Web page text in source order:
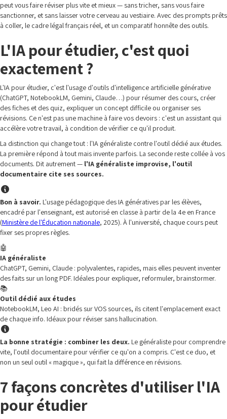
peut vous faire réviser plus vite et mieux — sans tricher, sans vous faire
sanctionner, et sans laisser votre cerveau au vestiaire. Avec des prompts prêts
à coller, le cadre légal français réel, et un comparatif honnête des outils.
L'IA pour étudier, c'est quoi
exactement ?
L'IA pour étudier, c'est l'usage d'outils d'intelligence artificielle générative
(ChatGPT, NotebookLM, Gemini, Claude…) pour résumer des cours, créer
des fiches et des quiz, expliquer un concept difficile ou organiser ses
révisions. Ce n'est pas une machine à faire vos devoirs : c'est un assistant qui
accélère votre travail, à condition de vérifier ce qu'il produit.
La distinction qui change tout : l'IA généraliste contre l'outil dédié aux études.
La première répond à tout mais invente parfois. La seconde reste collée à vos
documents. Dit autrement — l'IA généraliste improvise, l'outil
documentaire cite ses sources.
Bon à savoir. L'usage pédagogique des IA génératives par les élèves,
encadré par l'enseignant, est autorisé en classe à partir de la 4e en France
(Ministère de l'Éducation nationale, 2025). À l'université, chaque cours peut
fixer ses propres règles.
🤖
IA généraliste
ChatGPT, Gemini, Claude : polyvalentes, rapides, mais elles peuvent inventer
des faits sur un long PDF. Idéales pour expliquer, reformuler, brainstormer.
📚
Outil dédié aux études
NotebookLM, Leo AI : bridés sur VOS sources, ils citent l'emplacement exact
de chaque info. Idéaux pour réviser sans hallucination.
La bonne stratégie : combiner les deux. Le généraliste pour comprendre
vite, l'outil documentaire pour vérifier ce qu'on a compris. C'est ce duo, et
non un seul outil « magique », qui fait la différence en révisions.
7 façons concrètes d'utiliser l'IA
pour étudier